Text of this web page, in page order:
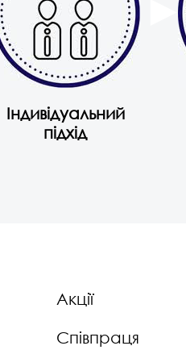
Індивідуальний
підхід
Акції
Співпраця